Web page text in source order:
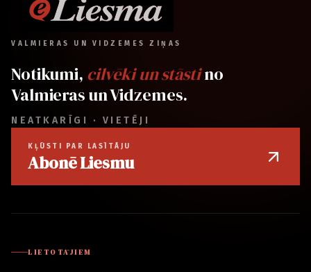
VALMIERAS UN VIDZEMES ZIŅAS
Notikumi, cilvēki un stāstino
Valmieras un Vidzemes.
NEATKARĪGI · VIETĒJI
KĻŪSTI PAR LASĪTĀJU
Abonē Liesmu
LIETOTĀJIEM